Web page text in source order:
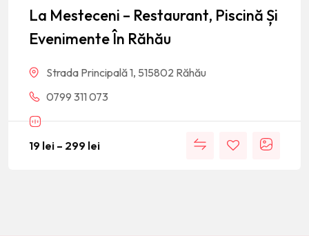
La Mesteceni – Restaurant, Piscină Și
Evenimente În Răhău
Strada Principală 1, 515802 Răhău
0799 311 073
19 lei – 299 lei